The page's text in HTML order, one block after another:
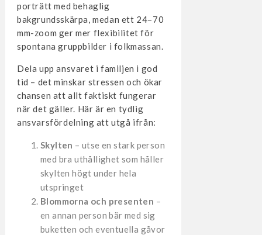
porträtt med behaglig
bakgrundsskärpa, medan ett 24–70
mm-zoom ger mer flexibilitet för
spontana gruppbilder i folkmassan.
Dela upp ansvaret i familjen i god
tid – det minskar stressen och ökar
chansen att allt faktiskt fungerar
när det gäller. Här är en tydlig
ansvarsfördelning att utgå ifrån:
Skylten – utse en stark person
med bra uthållighet som håller
skylten högt under hela
utspringet
Blommorna och presenten –
en annan person bär med sig
buketten och eventuella gåvor